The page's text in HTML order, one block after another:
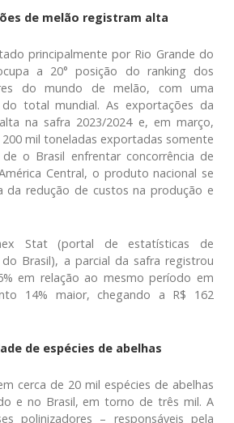
de melão registram alta
principalmente por Rio Grande do
a 20° posição do ranking dos
do mundo de melão, com uma
total mundial. As exportações da
na safra 2023/2024 e, em março,
mil toneladas exportadas somente
o Brasil enfrentar concorrência de
Central, o produto nacional se
da redução de custos na produção e
Stat (portal de estatísticas de
Brasil), a parcial da safra registrou
em relação ao mesmo período em
14% maior, chegando a R$ 162
de espécies de abelhas
cerca de 20 mil espécies de abelhas
e no Brasil, em torno de três mil. A
polinizadores – responsáveis pela